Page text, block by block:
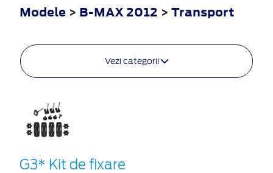
Modele > B-MAX 2012 > Transport
Vezi categorii
G3* Kit de fixare